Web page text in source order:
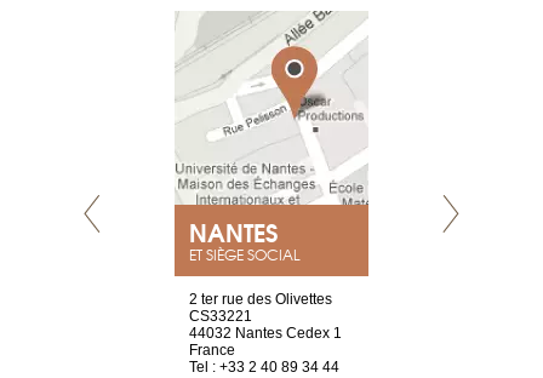
NANTES
ET SIÈGE SOCIAL
2 ter rue des Olivettes
CS33221
44032 Nantes Cedex 1
France
Tel : +33 2 40 89 34 44